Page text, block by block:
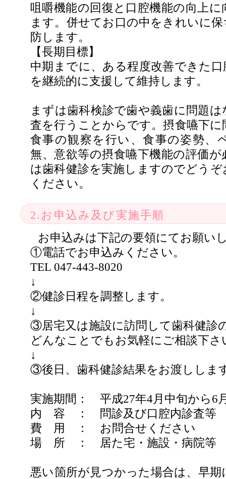
咀嚼機能の回復と口腔機能の向上
ます。併せてお口の中をきれいに
防します。
【長期目標】
中期までに、ある程度改善できた
を継続的に支援して維持します。
まずは歯科検診で歯や義歯に問題
査を行うことからです。摂食嚥下
食事の観察を行い、食事の姿勢、
無、意欲等の摂食嚥下機能の評価
は歯科健診を実施しますのでどう
ください。
2.お申込み及び実施手順
お申込みは下記の要領にてお願い
①電話でお申込みください。
TEL 047-443-8020
↓
②健診日程を調整します。
↓
③居宅又は施設に訪問して歯科健診
どんなことでもお気軽にご相談下さ
↓
③後日、歯科健診結果をお渡ししま
実施期間： 平成27年4月中旬から6
内 容 ： 問診及び口腔内診査等
費 用 ： お問合せください
場 所 ： 居た宅・施設・病院等
悪い箇所が見つかった場合は、早